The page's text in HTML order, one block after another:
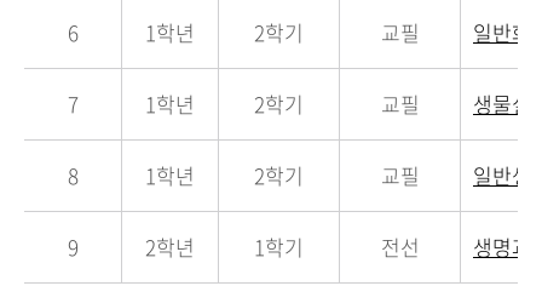
6 1학년 2학기 교필 일반화
7 1학년 2학기 교필 생물실
8 1학년 2학기 교필 일반생
9 2학년 1학기 전선 생명과